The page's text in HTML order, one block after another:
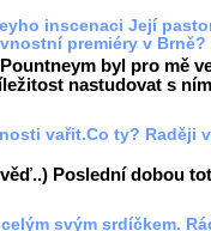
inscenaci Její
premiéry v Brně?
byl pro mě
nastudovat s
vařit.Co ty? Raději
Poslední dobou
svým srdíčkem.